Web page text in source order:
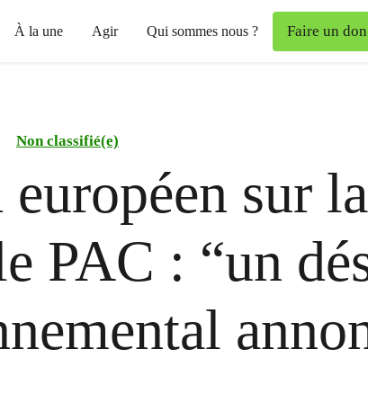
À la une Agir Qui sommes nous ? Faire un don
Non classifié(e)
sur la
PAC : “un